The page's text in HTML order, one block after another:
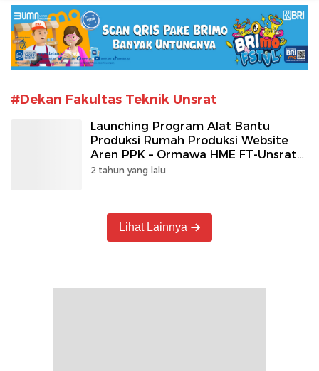
#Dekan Fakultas Teknik Unsrat
Launching Program Alat Bantu
Produksi Rumah Produksi Website
Aren PPK – Ormawa HME FT-Unsrat
Sukses
2 tahun yang lalu
Lihat Lainnya